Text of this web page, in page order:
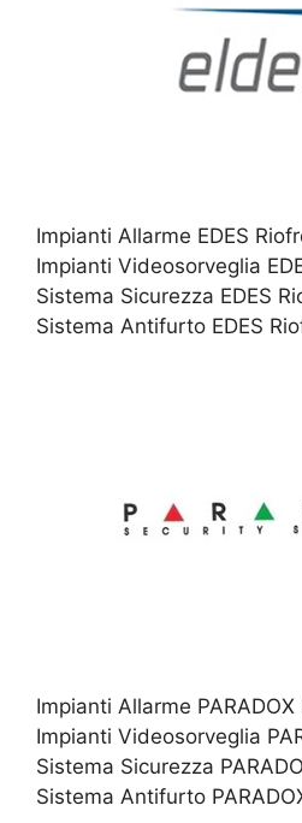
Impianti Allarme EDES
Impianti Videosorveglia
Sistema Sicurezza EDES
Sistema Antifurto EDES
Impianti Allarme
Impianti Videosorveglia
Sistema Sicurezza
Sistema Antifurto